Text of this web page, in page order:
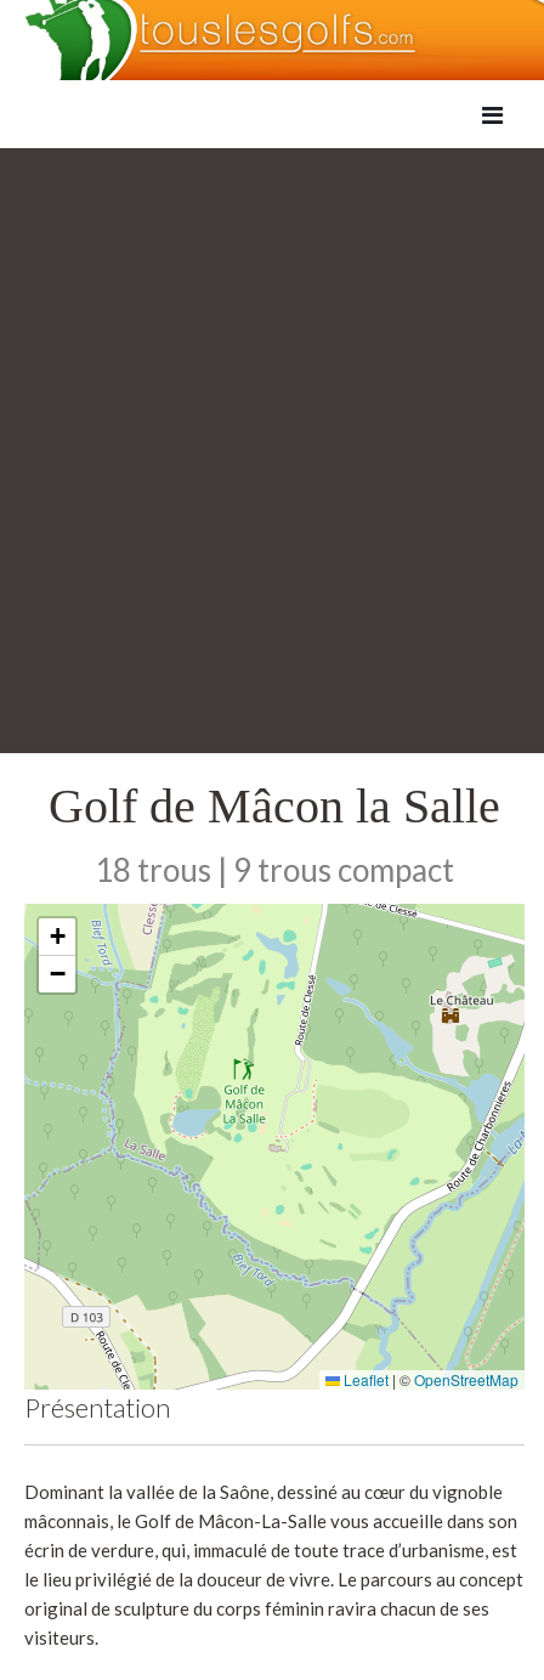
Golf de Mâcon la Salle
18 trous | 9 trous compact
+
−
Leaflet | ©OpenStreetMap
Présentation
Dominant la vallée de la Saône, dessiné au cœur du vignoble
mâconnais, le Golf de Mâcon-La-Salle vous accueille dans son
écrin de verdure, qui, immaculé de toute trace d’urbanisme, est
le lieu privilégié de la douceur de vivre. Le parcours au concept
original de sculpture du corps féminin ravira chacun de ses
visiteurs.